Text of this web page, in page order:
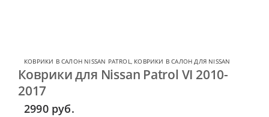
КОВРИКИ В САЛОН NISSAN PATROL, КОВРИКИ В САЛОН ДЛЯ NISSAN
Коврики для Nissan Patrol VI 2010-
2017
2990 руб.